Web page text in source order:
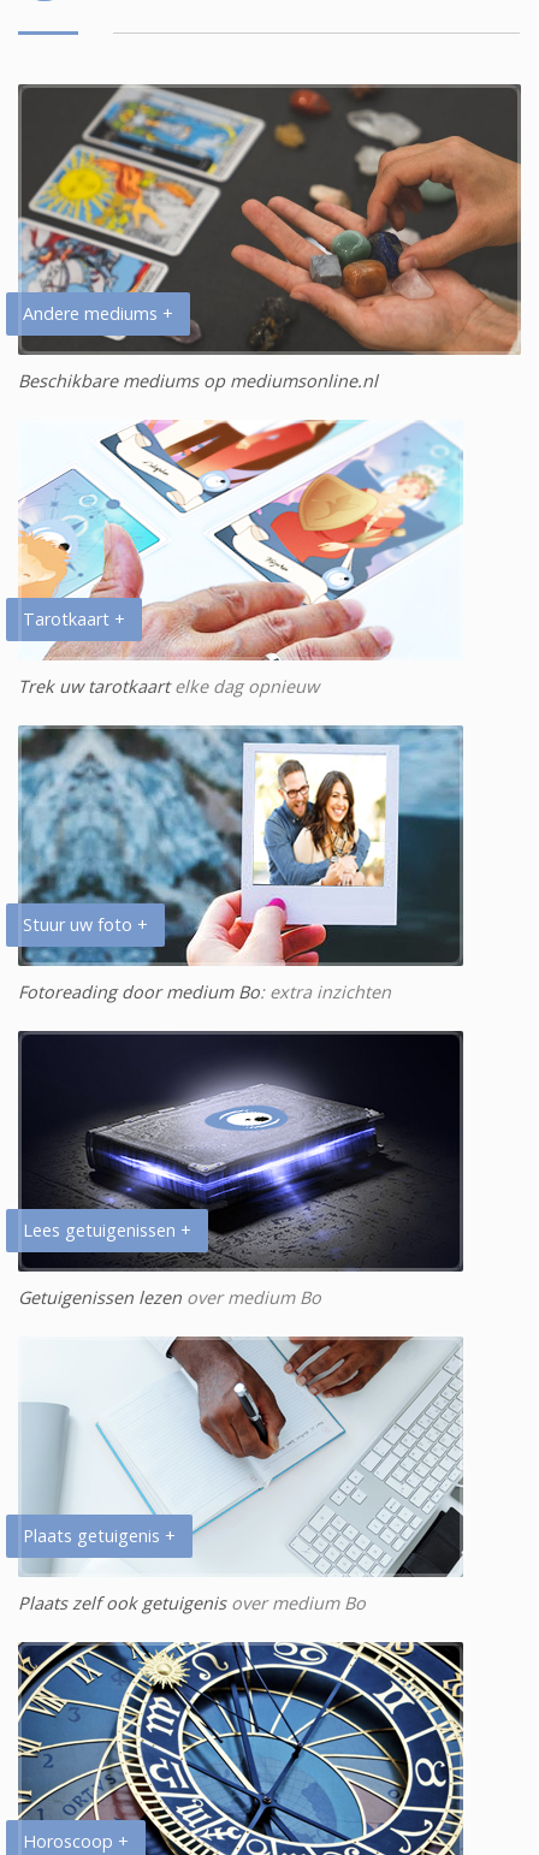
Andere mediums +
Beschikbare mediums op mediumsonline.nl
Tarotkaart +
Trek uw tarotkaartelke dag opnieuw
Stuur uw foto +
Fotoreading door medium Bo: extra inzichten
Lees getuigenissen +
Getuigenissen lezen over medium Bo
Plaats getuigenis +
Plaats zelf ook getuigenisover medium Bo
Horoscoop +